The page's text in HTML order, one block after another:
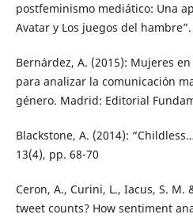
postfeminismo mediático: Una
Avatar y Los juegos del
Bernárdez, A. (2015): Mujeres
para analizar la comunicación
género. Madrid: Editorial
Blackstone, A. (2014):
13(4), pp. 68-70
Ceron, A., Curini, L., Iacus, S. M.
tweet counts? How sentiment